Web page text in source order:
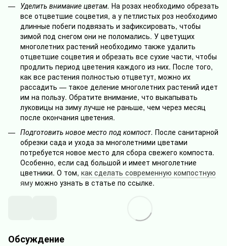
Уделить внимание цветам. На розах необходимо обрезать
все отцветшие соцветия, а у петлистых роз необходимо
длинные побеги подвязать и зафиксировать, чтобы
зимой под снегом они не поломались. У цветущих
многолетних растений необходимо также удалить
отцветшие соцветия и обрезать все сухие части, чтобы
продлить период цветения каждого из них. После того,
как все растения полностью отцветут, можно их
рассадить — такое деление многолетних растений идет
им на пользу. Обратите внимание, что выкапывать
луковицы на зиму лучше не раньше, чем через месяц
после окончания цветения.
Подготовить новое место под компост. После санитарной
обрезки сада и ухода за многолетними цветами
потребуется новое место для сбора свежего компоста.
Особенно, если сад большой и имеет многолетние
цветники. О том, как сделать современную компостную
яму можно узнать в статье по ссылке.
Обсуждение